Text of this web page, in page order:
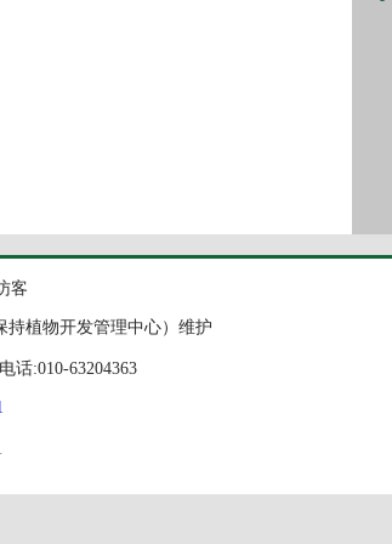
客
持植物开发管理中心）维护
话:010-63204363